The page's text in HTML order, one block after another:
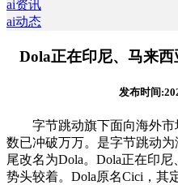
ai资讯
ai动态
Dola正在印尼、马来
发布时间
字节跳动旗下面向海外市
数已冲破万万。是字节跳动
尾改名为Dola。Dola正在印
势头较着。Dola原名Cici，其